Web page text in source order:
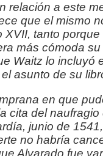
relación a este
que el mismo
tanto
más cómoda
Waitz lo incluyó
asunto de su
en que
cita del
junio de
no habría
Alvarado fue